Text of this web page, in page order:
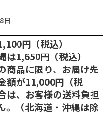
日
円（税込）
1,650円（税込）
商品に限り、お届け先
額が11,000円（税
は、お客様の送料負担
。（北海道・沖縄は除